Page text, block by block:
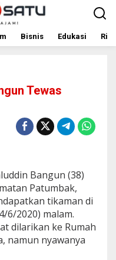
Bisnis Edukasi
Tewas
Bangun (38)
Patumbak,
tikaman di
6/2020) malam.
dilarikan ke Rumah
namun nyawanya